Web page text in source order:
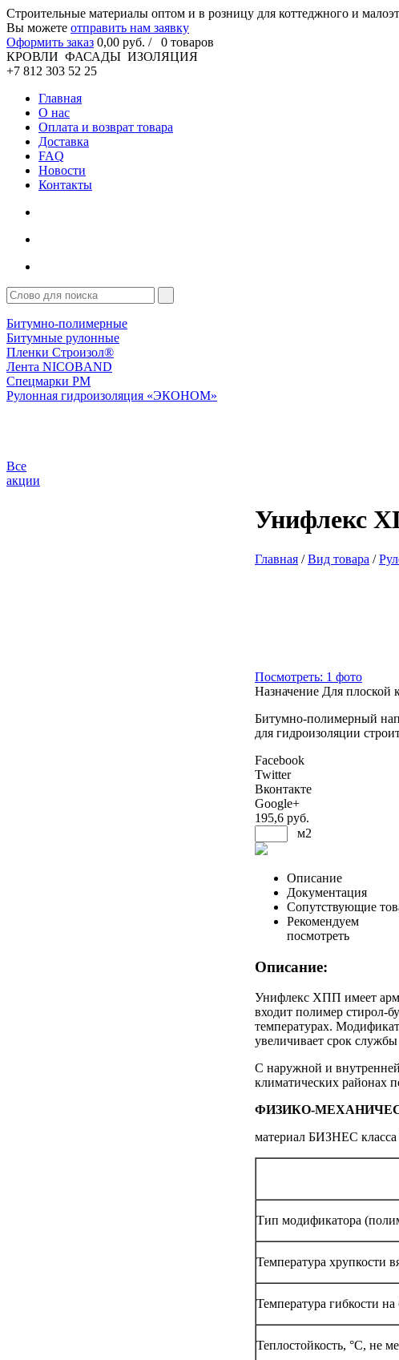
Cтроительные материалы оптом и в розницу для коттеджного и
Вы можете отправить нам заявку
Оформить заказ 0,00 руб. / 0 товаров
КРОВЛИ ФАСАДЫ ИЗОЛЯЦИЯ
+7 812 303 52 25
Главная
О нас
Оплата и возврат товара
Доставка
FAQ
Новости
Контакты
Битумно-полимерные
Битумные рулонные
Пленки Строизол®
Лента NICOBAND
Спецмарки РМ
Рулонная гидроизоляция «ЭКОНОМ»
Все
акции
Унифлекс
Главная /Вид товара /
Посмотреть: 1 фото
Назначение Для плоской
Битумно-полимерный
для гидроизоляции
Facebook
Twitter
Вконтакте
Google+
195,6 руб.
м2
Описание
Документация
Сопутствующие
Рекомендуем
посмотреть
Описание:
Унифлекс ХПП имеет
входит полимер стирол-
температурах.
увеличивает срок службы
С наружной и
климатических районах
ФИЗИКО-
материал БИЗНЕС
Тип модификатора
Температура хрупкости
Температура гибкости
Теплостойкость, °С, не